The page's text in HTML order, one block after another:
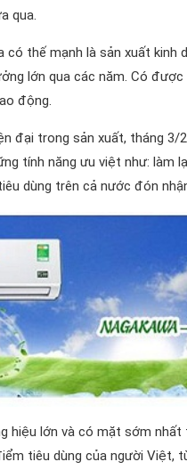
qua.
có thế mạnh là sản xuất kinh
lớn qua các năm. Có
động.
đại trong sản xuất, tháng
tính năng ưu việt như: làm
dùng trên cả nước đón
hiệu lớn và có mặt sớm
tiêu dùng của người Việt,